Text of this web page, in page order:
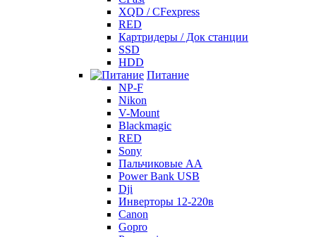
XQD / CFexpress
RED
Картридеры / Док станции
SSD
HDD
Питание
NP-F
Nikon
V-Mount
Blackmagic
RED
Sony
Пальчиковые AA
Power Bank USB
Dji
Инверторы 12-220в
Canon
Gopro